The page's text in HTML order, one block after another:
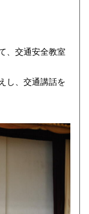
、交通安全教室
し、交通講話を